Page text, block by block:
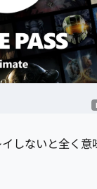
しないと全く